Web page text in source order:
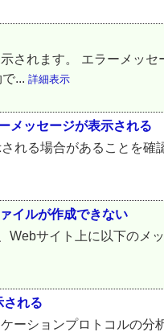
されます。 エラーメッセ
... 詳細表示
メッセージが表示される
れる場合があることを確
イルが作成できない
Webサイト上に以下のメ
される
ーションプロトコルの分